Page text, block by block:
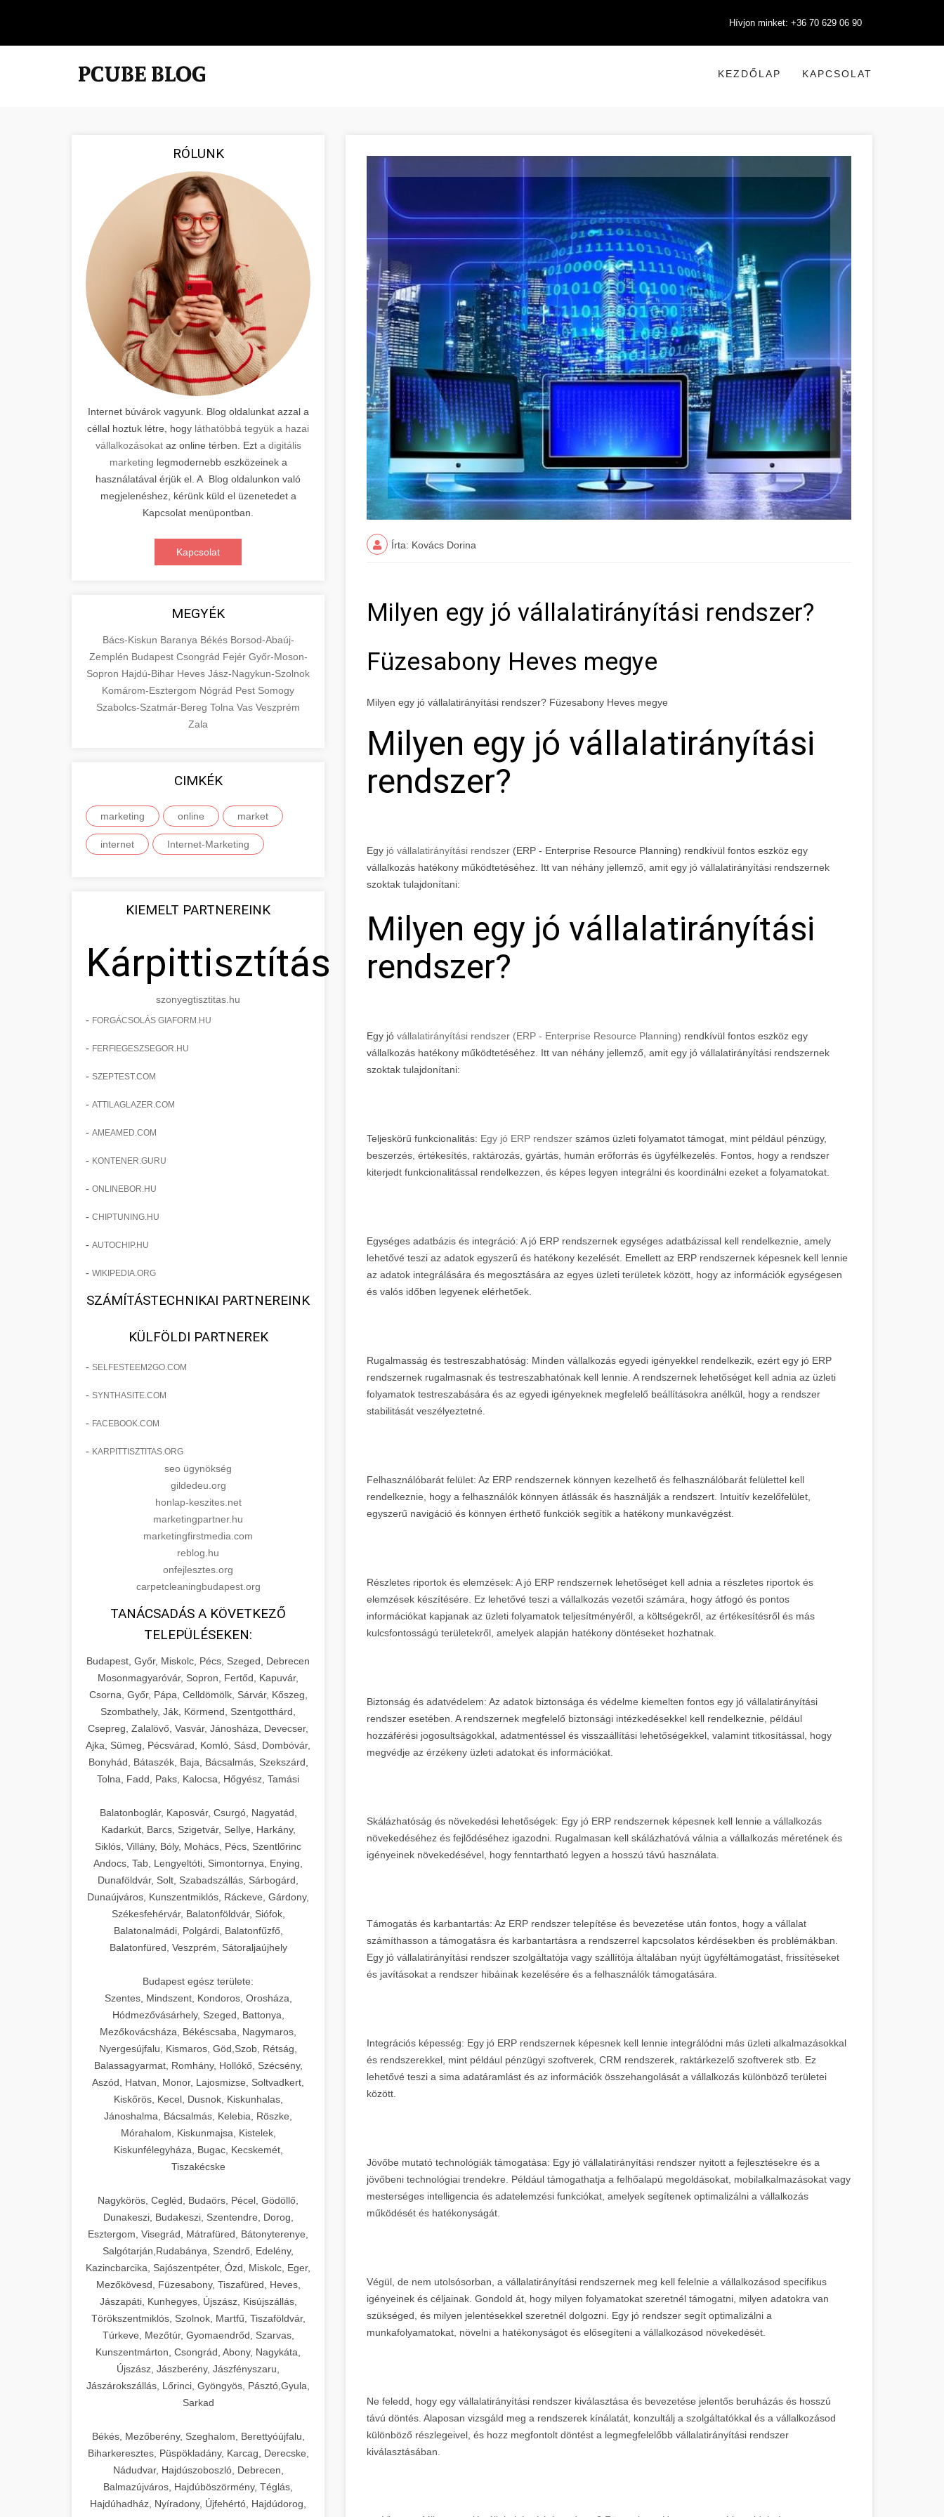
Hívjon minket: +36 70 629 06 90
KEZDŐLAP KAPCSOLAT
RÓLUNK
Internet búvárok vagyunk. Blog oldalunkat azzal a
céllal hoztuk létre, hogy láthatóbbá tegyük a hazai
vállalkozásokataz online térben. Ezt a digitális
marketing legmodernebb eszközeinek a
használatával érjük el. A Blog oldalunkon való
megjelenéshez, kérünk küld el üzenetedet a
Kapcsolat menüpontban.
Kapcsolat
MEGYÉK
Bács-Kiskun Baranya Békés Borsod-Abaúj-
Zemplén Budapest Csongrád Fejér Győr-Moson-
Sopron Hajdú-Bihar Heves Jász-Nagykun-Szolnok
Komárom-Esztergom Nógrád Pest Somogy
Szabolcs-Szatmár-Bereg Tolna Vas Veszprém
Zala
CIMKÉK
marketing online market
internet Internet-Marketing
KIEMELT PARTNEREINK
Kárpittisztítás
szonyegtisztitas.hu
- FORGÁCSOLÁS GIAFORM.HU
- FERFIEGESZSEGOR.HU
- SZEPTEST.COM
- ATTILAGLAZER.COM
- AMEAMED.COM
- KONTENER.GURU
- ONLINEBOR.HU
- CHIPTUNING.HU
- AUTOCHIP.HU
- WIKIPEDIA.ORG
SZÁMÍTÁSTECHNIKAI PARTNEREINK
KÜLFÖLDI PARTNEREK
- SELFESTEEM2GO.COM
- SYNTHASITE.COM
- FACEBOOK.COM
- KARPITTISZTITAS.ORG
seo ügynökség
gildedeu.org
honlap-keszites.net
marketingpartner.hu
marketingfirstmedia.com
reblog.hu
onfejlesztes.org
carpetcleaningbudapest.org
TANÁCSADÁS A KÖVETKEZŐ
TELEPÜLÉSEKEN:
Budapest, Győr, Miskolc, Pécs, Szeged, Debrecen
Mosonmagyaróvár, Sopron, Fertőd, Kapuvár,
Csorna, Győr, Pápa, Celldömölk, Sárvár, Kőszeg,
Szombathely, Ják, Körmend, Szentgotthárd,
Csepreg, Zalalövő, Vasvár, Jánosháza, Devecser,
Ajka, Sümeg, Pécsvárad, Komló, Sásd, Dombóvár,
Bonyhád, Bátaszék, Baja, Bácsalmás, Szekszárd,
Tolna, Fadd, Paks, Kalocsa, Hőgyész, Tamási
Balatonboglár, Kaposvár, Csurgó, Nagyatád,
Kadarkút, Barcs, Szigetvár, Sellye, Harkány,
Siklós, Villány, Bóly, Mohács, Pécs, Szentlőrinc
Andocs, Tab, Lengyeltóti, Simontornya, Enying,
Dunaföldvár, Solt, Szabadszállás, Sárbogárd,
Dunaújváros, Kunszentmiklós, Ráckeve, Gárdony,
Székesfehérvár, Balatonföldvár, Siófok,
Balatonalmádi, Polgárdi, Balatonfűzfő,
Balatonfüred, Veszprém, Sátoraljaújhely
Budapest egész területe:
Szentes, Mindszent, Kondoros, Orosháza,
Hódmezővásárhely, Szeged, Battonya,
Mezőkovácsháza, Békéscsaba, Nagymaros,
Nyergesújfalu, Kismaros, Göd,Szob, Rétság,
Balassagyarmat, Romhány, Hollókő, Szécsény,
Aszód, Hatvan, Monor, Lajosmizse, Soltvadkert,
Kiskőrös, Kecel, Dusnok, Kiskunhalas,
Jánoshalma, Bácsalmás, Kelebia, Röszke,
Mórahalom, Kiskunmajsa, Kistelek,
Kiskunfélegyháza, Bugac, Kecskemét,
Tiszakécske
Nagykörös, Cegléd, Budaörs, Pécel, Gödöllő,
Dunakeszi, Budakeszi, Szentendre, Dorog,
Esztergom, Visegrád, Mátrafüred, Bátonyterenye,
Salgótarján,Rudabánya, Szendrő, Edelény,
Kazincbarcika, Sajószentpéter, Ózd, Miskolc, Eger,
Mezőkövesd, Füzesabony, Tiszafüred, Heves,
Jászapáti, Kunhegyes, Újszász, Kisújszállás,
Törökszentmiklós, Szolnok, Martfű, Tiszaföldvár,
Túrkeve, Mezőtúr, Gyomaendrőd, Szarvas,
Kunszentmárton, Csongrád, Abony, Nagykáta,
Újszász, Jászberény, Jászfényszaru,
Jászárokszállás, Lőrinci, Gyöngyös, Pásztó,Gyula,
Sarkad
Békés, Mezőberény, Szeghalom, Berettyóújfalu,
Biharkeresztes, Püspökladány, Karcag, Derecske,
Nádudvar, Hajdúszoboszló, Debrecen,
Balmazújváros, Hajdúböszörmény, Téglás,
Hajdúhadház, Nyíradony, Újfehértó, Hajdúdorog,
Írta: Kovács Dorina
Milyen egy jó vállalatirányítási rendszer?
Füzesabony Heves megye
Milyen egy jó vállalatirányítási rendszer? Füzesabony Heves megye
Milyen egy jó vállalatirányítási
rendszer?
Egy jó vállalatirányítási rendszer (ERP - Enterprise Resource Planning) rendkívül fontos eszköz egy
vállalkozás hatékony működtetéséhez. Itt van néhány jellemző, amit egy jó vállalatirányítási rendszernek
szoktak tulajdonítani:
Milyen egy jó vállalatirányítási
rendszer?
Egy jó vállalatirányítási rendszer (ERP - Enterprise Resource Planning) rendkívül fontos eszköz egy
vállalkozás hatékony működtetéséhez. Itt van néhány jellemző, amit egy jó vállalatirányítási rendszernek
szoktak tulajdonítani:
Teljeskörű funkcionalitás: Egy jó ERP rendszer számos üzleti folyamatot támogat, mint például pénzügy,
beszerzés, értékesítés, raktározás, gyártás, humán erőforrás és ügyfélkezelés. Fontos, hogy a rendszer
kiterjedt funkcionalitással rendelkezzen, és képes legyen integrálni és koordinálni ezeket a folyamatokat.
Egységes adatbázis és integráció: A jó ERP rendszernek egységes adatbázissal kell rendelkeznie, amely
lehetővé teszi az adatok egyszerű és hatékony kezelését. Emellett az ERP rendszernek képesnek kell lennie
az adatok integrálására és megosztására az egyes üzleti területek között, hogy az információk egységesen
és valós időben legyenek elérhetőek.
Rugalmasság és testreszabhatóság: Minden vállalkozás egyedi igényekkel rendelkezik, ezért egy jó ERP
rendszernek rugalmasnak és testreszabhatónak kell lennie. A rendszernek lehetőséget kell adnia az üzleti
folyamatok testreszabására és az egyedi igényeknek megfelelő beállításokra anélkül, hogy a rendszer
stabilitását veszélyeztetné.
Felhasználóbarát felület: Az ERP rendszernek könnyen kezelhető és felhasználóbarát felülettel kell
rendelkeznie, hogy a felhasználók könnyen átlássák és használják a rendszert. Intuitív kezelőfelület,
egyszerű navigáció és könnyen érthető funkciók segítik a hatékony munkavégzést.
Részletes riportok és elemzések: A jó ERP rendszernek lehetőséget kell adnia a részletes riportok és
elemzések készítésére. Ez lehetővé teszi a vállalkozás vezetői számára, hogy átfogó és pontos
információkat kapjanak az üzleti folyamatok teljesítményéről, a költségekről, az értékesítésről és más
kulcsfontosságú területekről, amelyek alapján hatékony döntéseket hozhatnak.
Biztonság és adatvédelem: Az adatok biztonsága és védelme kiemelten fontos egy jó vállalatirányítási
rendszer esetében. A rendszernek megfelelő biztonsági intézkedésekkel kell rendelkeznie, például
hozzáférési jogosultságokkal, adatmentéssel és visszaállítási lehetőségekkel, valamint titkosítással, hogy
megvédje az érzékeny üzleti adatokat és információkat.
Skálázhatóság és növekedési lehetőségek: Egy jó ERP rendszernek képesnek kell lennie a vállalkozás
növekedéséhez és fejlődéséhez igazodni. Rugalmasan kell skálázhatóvá válnia a vállalkozás méretének és
igényeinek növekedésével, hogy fenntartható legyen a hosszú távú használata.
Támogatás és karbantartás: Az ERP rendszer telepítése és bevezetése után fontos, hogy a vállalat
számíthasson a támogatásra és karbantartásra a rendszerrel kapcsolatos kérdésekben és problémákban.
Egy jó vállalatirányítási rendszer szolgáltatója vagy szállítója általában nyújt ügyféltámogatást, frissítéseket
és javításokat a rendszer hibáinak kezelésére és a felhasználók támogatására.
Integrációs képesség: Egy jó ERP rendszernek képesnek kell lennie integrálódni más üzleti alkalmazásokkal
és rendszerekkel, mint például pénzügyi szoftverek, CRM rendszerek, raktárkezelő szoftverek stb. Ez
lehetővé teszi a sima adatáramlást és az információk összehangolását a vállalkozás különböző területei
között.
Jövőbe mutató technológiák támogatása: Egy jó vállalatirányítási rendszer nyitott a fejlesztésekre és a
jövőbeni technológiai trendekre. Például támogathatja a felhőalapú megoldásokat, mobilalkalmazásokat vagy
mesterséges intelligencia és adatelemzési funkciókat, amelyek segítenek optimalizálni a vállalkozás
működését és hatékonyságát.
Végül, de nem utolsósorban, a vállalatirányítási rendszernek meg kell felelnie a vállalkozásod specifikus
igényeinek és céljainak. Gondold át, hogy milyen folyamatokat szeretnél támogatni, milyen adatokra van
szükséged, és milyen jelentésekkel szeretnél dolgozni. Egy jó rendszer segít optimalizálni a
munkafolyamatokat, növelni a hatékonyságot és elősegíteni a vállalkozásod növekedését.
Ne feledd, hogy egy vállalatirányítási rendszer kiválasztása és bevezetése jelentős beruházás és hosszú
távú döntés. Alaposan vizsgáld meg a rendszerek kínálatát, konzultálj a szolgáltatókkal és a vállalkozásod
különböző részlegeivel, és hozz megfontolt döntést a legmegfelelőbb vállalatirányítási rendszer
kiválasztásában.